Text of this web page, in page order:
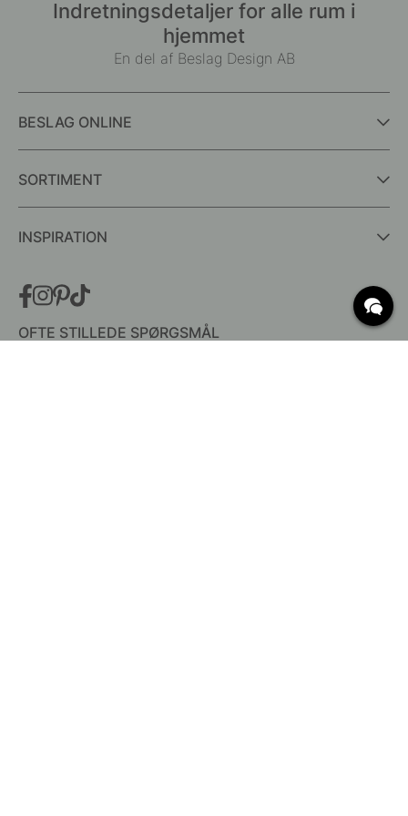
Indretningsdetaljer for alle rum i
hjemmet
En del af Beslag Design AB
BESLAG ONLINE
SORTIMENT
INSPIRATION
OFTE STILLEDE SPØRGSMÅL